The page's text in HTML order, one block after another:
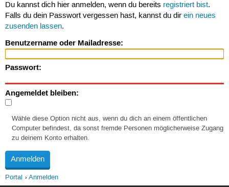
Du kannst dich hier anmelden, wenn du bereits registriert bist.
Falls du dein Passwort vergessen hast, kannst du dir ein neues
zusenden lassen.
Benutzername oder Mailadresse:
Passwort:
Angemeldet bleiben:
Wähle diese Option nicht aus, wenn du dich an einem öffentlichen
Computer befindest, da sonst fremde Personen möglicherweise Zugang
zu deinem Konto erhalten.
Portal Anmelden